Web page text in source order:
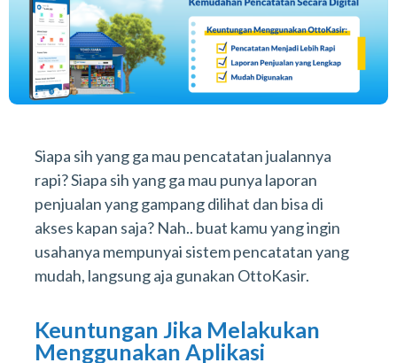
Siapa sih yang ga mau pencatatan jualannya
rapi? Siapa sih yang ga mau punya laporan
penjualan yang gampang dilihat dan bisa di
akses kapan saja? Nah.. buat kamu yang ingin
usahanya mempunyai sistem pencatatan yang
mudah, langsung aja gunakan OttoKasir.
Keuntungan Jika Melakukan
Menggunakan Aplikasi
Blog
Promo Mitra
Pusat Edukasi Mitra
INSTAL SEKARANG